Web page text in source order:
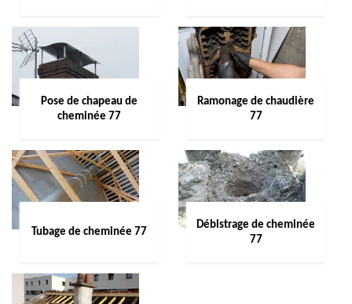
Pose de chapeau de
cheminée 77
Ramonage de chaudière
77
Tubage de cheminée 77
Débistrage de cheminée
77